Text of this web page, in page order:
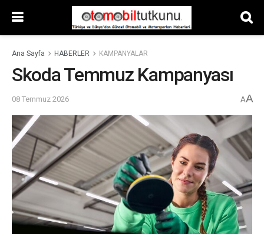
Ana Sayfa HABERLER KAMPANYALAR
Skoda Temmuz Kampanyası
08 Temmuz 2026 AA